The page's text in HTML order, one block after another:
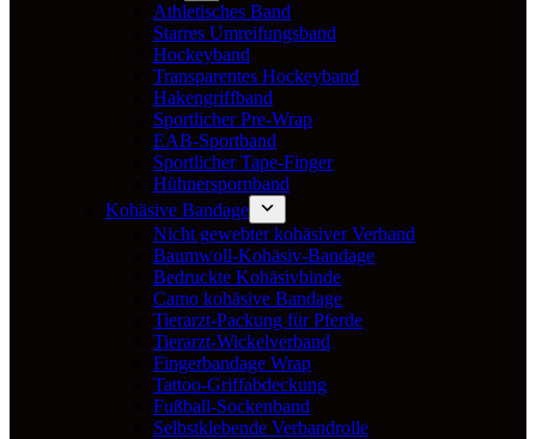
Athletisches Band
Starres Umreifungsband
Hockeyband
Transparentes Hockeyband
Hakengriffband
Sportlicher Pre-Wrap
EAB-Sportband
Sportlicher Tape-Finger
Hühnerspornband
Kohäsive Bandage
Nicht gewebter kohäsiver Verband
Baumwoll-Kohäsiv-Bandage
Bedruckte Kohäsivbinde
Camo kohäsive Bandage
Tierarzt-Packung für Pferde
Tierarzt-Wickelverband
Fingerbandage Wrap
Tattoo-Griffabdeckung
Fußball-Sockenband
Selbstklebende Verbandrolle